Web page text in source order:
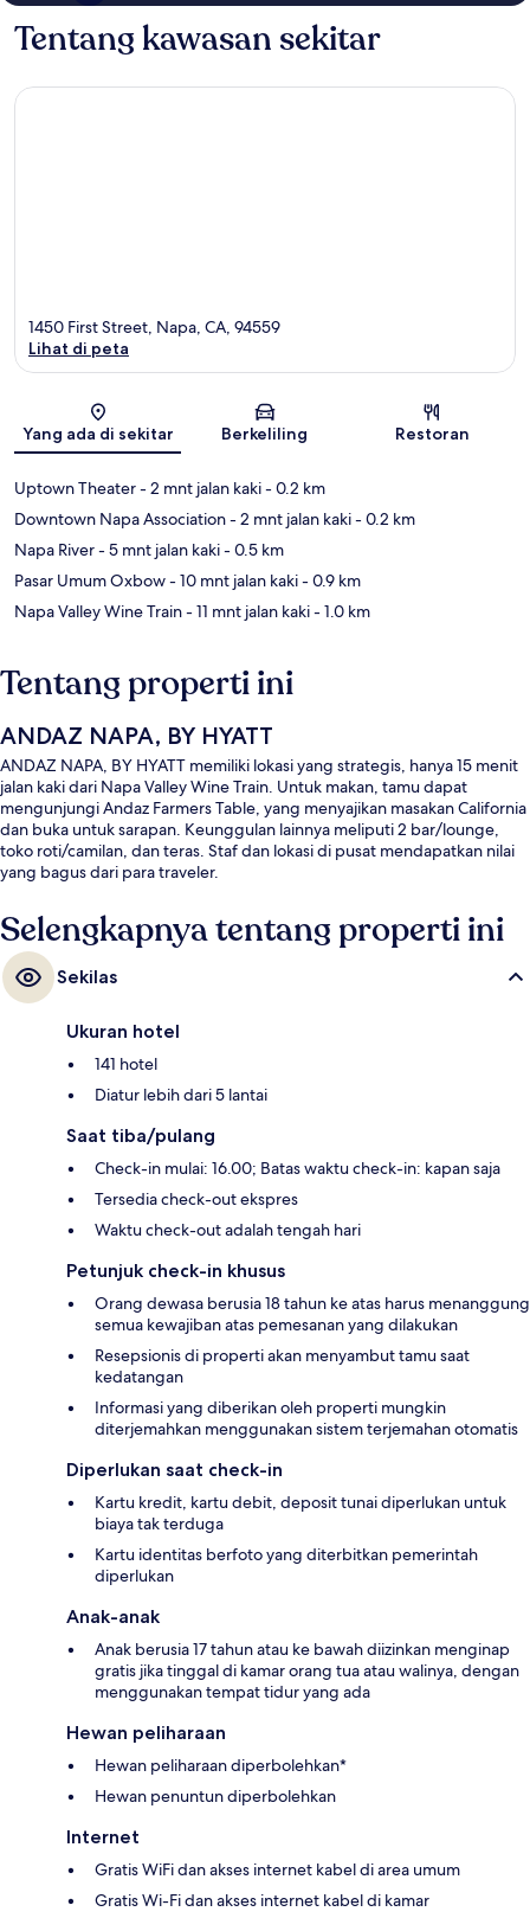
Tentang kawasan sekitar
Peta
1450 First Street, Napa, CA, 94559
Lihat di peta
Yang ada di sekitar Berkeliling Restoran
Uptown Theater- 2 mnt jalan kaki- 0.2 km
Downtown Napa Association- 2 mnt jalan kaki- 0.2 km
Napa River- 5 mnt jalan kaki- 0.5 km
Pasar Umum Oxbow- 10 mnt jalan kaki- 0.9 km
Napa Valley Wine Train- 11 mnt jalan kaki- 1.0 km
Tentang properti ini
ANDAZ NAPA, BY HYATT
ANDAZ NAPA, BY HYATT memiliki lokasi yang strategis, hanya 15 menit
jalan kaki dari Napa Valley Wine Train. Untuk makan, tamu dapat
mengunjungi Andaz Farmers Table, yang menyajikan masakan California
dan buka untuk sarapan. Keunggulan lainnya meliputi 2 bar/lounge,
toko roti/camilan, dan teras. Staf dan lokasi di pusat mendapatkan nilai
yang bagus dari para traveler.
Selengkapnya tentang properti ini
Sekilas
Ukuran hotel
141 hotel
Diatur lebih dari 5 lantai
Saat tiba/pulang
Check-in mulai: 16.00; Batas waktu check-in: kapan saja
Tersedia check-out ekspres
Waktu check-out adalah tengah hari
Petunjuk check-in khusus
Orang dewasa berusia 18 tahun ke atas harus menanggung
semua kewajiban atas pemesanan yang dilakukan
Resepsionis di properti akan menyambut tamu saat
kedatangan
Informasi yang diberikan oleh properti mungkin
diterjemahkan menggunakan sistem terjemahan otomatis
Diperlukan saat check-in
Kartu kredit, kartu debit, deposit tunai diperlukan untuk
biaya tak terduga
Kartu identitas berfoto yang diterbitkan pemerintah
diperlukan
Anak-anak
Anak berusia 17 tahun atau ke bawah diizinkan menginap
gratis jika tinggal di kamar orang tua atau walinya, dengan
menggunakan tempat tidur yang ada
Hewan peliharaan
Hewan peliharaan diperbolehkan*
Hewan penuntun diperbolehkan
Internet
Gratis WiFi dan akses internet kabel di area umum
Gratis Wi-Fi dan akses internet kabel di kamar